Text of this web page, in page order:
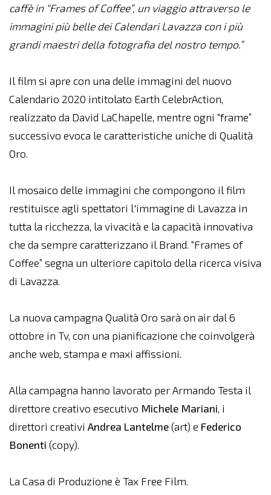
caffè in “Frames of Coffee”, un viaggio attraverso le
immagini più belle dei Calendari Lavazza con i più
grandi maestri della fotografia del nostro tempo.”
Il film si apre con una delle immagini del nuovo
Calendario 2020 intitolato Earth CelebrAction,
realizzato da David LaChapelle, mentre ogni “frame”
successivo evoca le caratteristiche uniche di Qualità
Oro.
Il mosaico delle immagini che compongono il film
restituisce agli spettatori l'immagine di Lavazza in
tutta la ricchezza, la vivacità e la capacità innovativa
che da sempre caratterizzano il Brand. “Frames of
Coffee” segna un ulteriore capitolo della ricerca visiva
di Lavazza.
La nuova campagna Qualità Oro sarà on air dal 6
ottobre in Tv, con una pianificazione che coinvolgerà
anche web, stampa e maxi affissioni.
Alla campagna hanno lavorato per Armando Testa il
direttore creativo esecutivo Michele Mariani, i
direttori creativi Andrea Lantelme(art) e Federico
Bonenti (copy).
La Casa di Produzione è Tax Free Film.